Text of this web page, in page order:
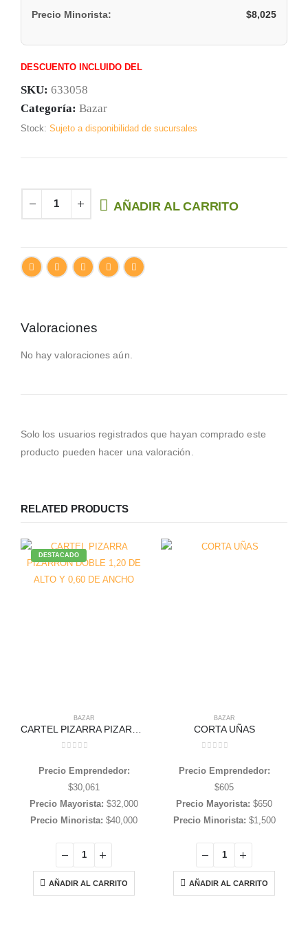
Precio Minorista: $8,025
DESCUENTO INCLUIDO DEL
SKU: 633058
Categoría: Bazar
Stock: Sujeto a disponibilidad de sucursales
AÑADIR AL CARRITO
Valoraciones
No hay valoraciones aún.
Solo los usuarios registrados que hayan comprado este
producto pueden hacer una valoración.
RELATED PRODUCTS
DESTACADO
BAZAR
CARTEL PIZARRA PIZARRON DOBLE 1,20 DE ALTO Y 0,60 DE ANCHO
Precio Emprendedor:
$30,061
Precio Mayorista: $32,000
Precio Minorista: $40,000
AÑADIR AL CARRITO
BAZAR
CORTA UÑAS
Precio Emprendedor:
$605
Precio Mayorista: $650
Precio Minorista: $1,500
AÑADIR AL CARRITO